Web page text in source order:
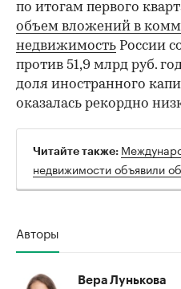
по итогам первого
объем вложений в
недвижимость России
против 51,9 млрд руб.
доля иностранного
оказалась рекордно
Читайте также:
недвижимости объявили
Авторы
Вера Лунькова